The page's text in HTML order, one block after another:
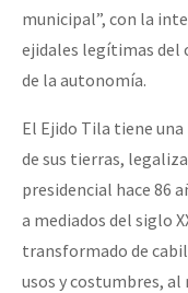
Video
Otras secciones
la naturaleza bajo
Libros para descargar
Medios Libres
COVID-19
municipal”, con la
ejidales legítimas del
de la autonomía.
El Ejido Tila tiene
de sus tierras,
presidencial hace 86
a mediados del siglo
transformado de
usos y costumbres,